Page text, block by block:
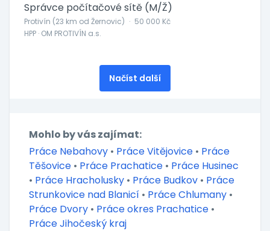
Správce počítačové sítě (M/Ž)
Protivín (23 km od Žernovic) · 50 000 Kč
HPP · OM PROTIVÍN a.s.
Načíst další
Mohlo by vás zajímat:
Práce Nebahovy • Práce Vitějovice • Práce
Těšovice • Práce Prachatice • Práce Husinec
• Práce Hracholusky • Práce Budkov • Práce
Strunkovice nad Blanicí • Práce Chlumany •
Práce Dvory • Práce okres Prachatice •
Práce Jihočeský kraj